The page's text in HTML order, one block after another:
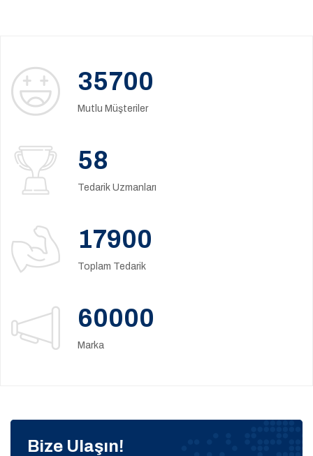
35700
Mutlu Müşteriler
58
Tedarik Uzmanları
17900
Toplam Tedarik
60000
Marka
Bize Ulaşın!